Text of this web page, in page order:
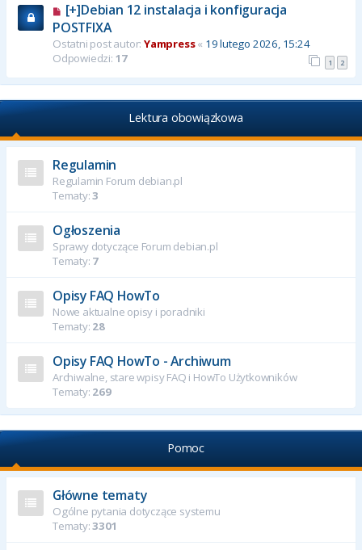
[+]Debian 12 instalacja i konfiguracja
POSTFIXA
Ostatni post autor: Yampress« 19 lutego 2026, 15:24
Odpowiedzi: 17 1 2
Lektura obowiązkowa
Regulamin
Regulamin Forum debian.pl
Tematy:3
Ogłoszenia
Sprawy dotyczące Forum debian.pl
Tematy: 7
Opisy FAQ HowTo
Nowe aktualne opisy i poradniki
Tematy: 28
Opisy FAQ HowTo - Archiwum
Archiwalne, stare wpisy FAQ i HowTo Użytkowników
Tematy: 269
Pomoc
Główne tematy
Ogólne pytania dotyczące systemu
Tematy:3301